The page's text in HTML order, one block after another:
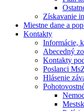
Získavanie
Miestne dane a
Kontakty
Informácie,
Abecedný
Kontakty
Poslanci
Hlásenie